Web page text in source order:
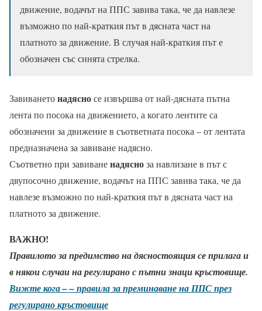
движение, водачът на ППС завива така, че да навлезе
възможно по най-краткия път в дясната част на
платното за движение. В случая най-краткия път е
обозначен със синята стрелка.
Завиванетонадясносе извършва от най-дясната пътна
лента по посока на движението, а когато лентите са
обозначени за движение в съответната посока – от лентата
предназначена за завиване надясно.
Съответно при завиваненадясноза навлизане в път с
двупосочно движение, водачът на ППС завива така, че да
навлезе възможно по най-краткия път в дясната част на
платното за движение.
ВАЖНО!
Правилото за предимство на дясностоящия се прилага и
в някои случаи на регулирано с пътни знаци кръстовище.
Вижте кога – – правила за преминаване на ППС през
регулирано кръстовище